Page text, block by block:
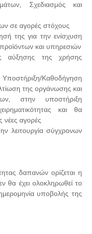
Σχεδιασμός και
σε αγορές στόχους
της για την ενίσχυση
και υπηρεσιών
αύξησης της χρήσης
Καθοδήγηση
της οργάνωσης και
στην υποστήριξη
και θα
νέες αγορές
λειτουργία σύγχρονων
δαπανών ορίζεται η
θα έχει ολοκληρωθεί το
υποβολής της